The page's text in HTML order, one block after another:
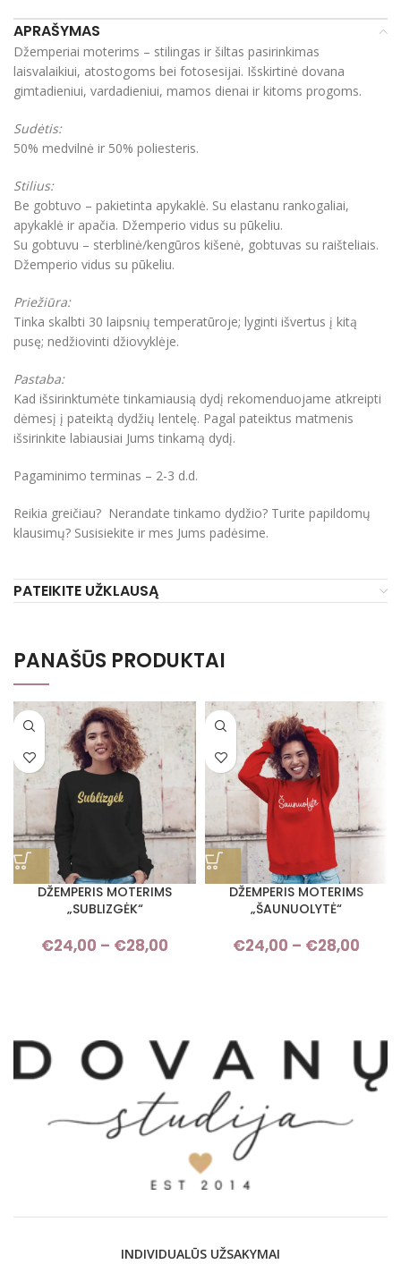
APRAŠYMAS
Džemperiai moterims – stilingas ir šiltas pasirinkimas
laisvalaikiui, atostogoms bei fotosesijai. Išskirtinė dovana
gimtadieniui, vardadieniui, mamos dienai ir kitoms progoms.
Sudėtis:
50% medvilnė ir 50% poliesteris.
Stilius:
Be gobtuvo – pakietinta apykaklė. Su elastanu rankogaliai,
apykaklė ir apačia. Džemperio vidus su pūkeliu.
Su gobtuvu – sterblinė/kengūros kišenė, gobtuvas su raišteliais.
Džemperio vidus su pūkeliu.
Priežiūra:
Tinka skalbti 30 laipsnių temperatūroje; lyginti išvertus į kitą
pusę; nedžiovinti džiovyklėje.
Pastaba:
Kad išsirinktumėte tinkamiausią dydį rekomenduojame atkreipti
dėmesį į pateiktą dydžių lentelę. Pagal pateiktus matmenis
išsirinkite labiausiai Jums tinkamą dydį.
Pagaminimo terminas – 2-3 d.d.
Reikia greičiau? Nerandate tinkamo dydžio? Turite papildomų
klausimų? Susisiekite ir mes Jums padėsime.
PATEIKITE UŽKLAUSĄ
PANAŠŪS PRODUKTAI
DŽEMPERIS MOTERIMS
„SUBLIZGĖK“
€24,00 – €28,00
Price range: €24,00 through
DŽEMPERIS MOTERIMS
„ŠAUNUOLYTĖ“
€24,00 – €28,00
INDIVIDUALŪS UŽSAKYMAI